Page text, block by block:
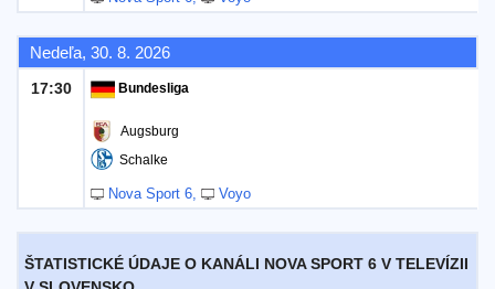
Nedeľa, 30. 8. 2026
17:30 Bundesliga
Augsburg
Schalke
Nova Sport 6 Voyo
ŠTATISTICKÉ ÚDAJE O KANÁLI NOVA SPORT 6 V TELEVÍZII